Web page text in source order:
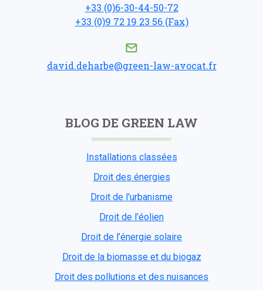
+33 (0)6-30-44-50-72
+33 (0)9 72 19 23 56 (Fax)
david.deharbe@green-law-avocat.fr
BLOG DE GREEN LAW
Installations classées
Droit des énergies
Droit de l'urbanisme
Droit de l’éolien
Droit de l’énergie solaire
Droit de la biomasse et du biogaz
Droit des pollutions et des nuisances